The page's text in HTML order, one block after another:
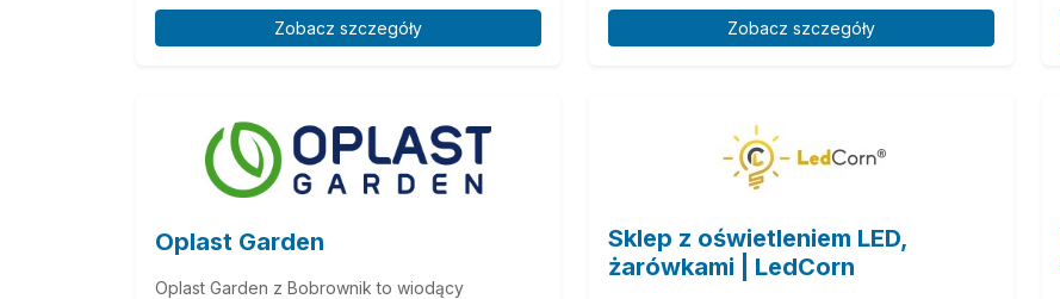
Zobacz szczegóły Zobacz szczegóły
Oplast Garden
Oplast Garden z Bobrownik to wiodący
Sklep z oświetleniem LED,
żarówkami | LedCorn